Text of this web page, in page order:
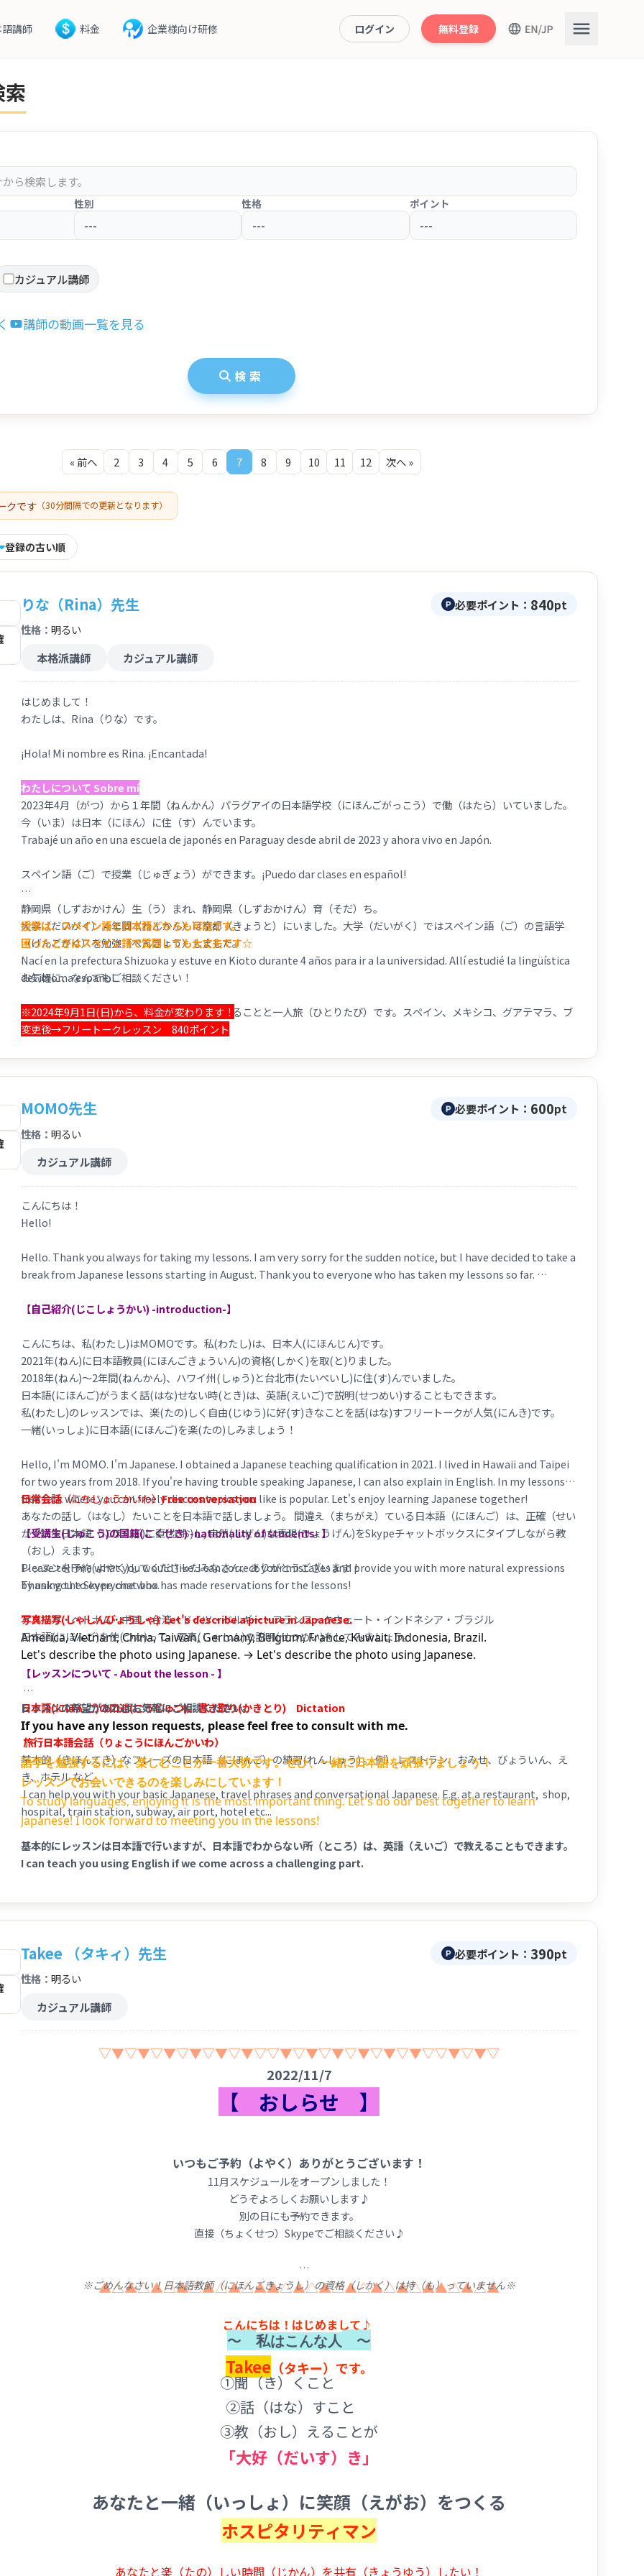
講師 料金 企業様向け研修 ログイン 無料登録
先生
性別 性格 ポイント
カジュアル講師
講師の動画一覧を見る
検索
« 前へ 2 3 4 5 6 7 8 9 10 11 12 次へ »
クです（30分間隔での更新となります）
登録の古い順
りな（Rina）先生 必要ポイント： 840pt
性格： 明るい
本格派講師 カジュアル講師
はじめまして！
わたしは、Rina（りな）です。
¡Hola! Mi nombre es Rina. ¡Encantada!
わたしについて Sobre mí
2023年4月（がつ）から１年間（ねんかん）パラグアイの日本語学校（にほんごがっこう）で働（はたら）いていました。
今（いま）は日本（にほん）に住（す）んでいます。
Trabajé un año en una escuela de japonés en Paraguay desde abril de 2023 y ahora vivo en Japón.
スペイン語（ご）で授業（じゅぎょう）ができます。¡Puedo dar clases en español!
静岡県（しずおかけん）生（う）まれ、静岡県（しずおかけん）育（そだ）ち。
大学（だいがく）４年間（ねんかん）は京都（きょうと）にいました。大学（だいがく）ではスペイン語（ご）の言語学
（げんごがく）を勉強（べんきょう）しました。
Nací en la prefectura Shizuoka y estuve en Kioto durante 4 años para ir a la universidad. Allí estudié la lingüística
del idioma español.
好（す）きなことは映画（えいが）を見（み）ることと一人旅（ひとりたび）です。スペイン、メキシコ、グアテマラ、ブ
ラジルに行（い）ったことがあります。
人（ひと）と話（はな）すことが大好（だいす）きなので、楽（たの）しい授業（じゅぎょう）をすることができます！皆
す。皆（みな）さんとレッスンでお会（あ）いできるのを楽（たの）しみにしています！わからないことは何（なん）でも
聞（き）いてください☆
verlos a través de clases. Pueden decirme cualquier duda y pregunta.
☆標準語・関西弁を話します。Hablo japonés neutral y el dialecto de Kansai
☆日本語ネイティブスピーカーです。Soy nativa de japonés.
レッスンについて Sobre clases
日本語をゼロから勉強したい方に向けたレッスンです。日本語の構成や語順、ひらがな・カタカナ、あいさつなどから学
・日本語フリートーク Clases de conversación
日本語を話す機会がない方や、様々なテーマについて話せるようになりたい方へ向けたレッスンです。
ません！簡単な自己紹介などの簡単なテーマからニュースや新聞などを使ったアカデミックなテーマまで幅広いレベルのテ
ーマを用意しています。
授業は、スペイン語と日本語どちらも可能です。
困ったときはスペイン語で質問しても大丈夫です☆
お気軽に、なんでもご相談ください！
※2024年9月1日(日)から、料金が変わります！
変更後→フリートークレッスン 840ポイント
MOMO先生 必要ポイント： 600pt
性格： 明るい
カジュアル講師
こんにちは！
Hello!
Hello. Thank you always for taking my lessons. I am very sorry for the sudden notice, but I have decided to take a
break from Japanese lessons starting in August. Thank you to everyone who has taken my lessons so far.
studying Japanese! I wish you all the best.
【自己紹介(じこしょうかい) -introduction-】
こんにちは、私(わたし)はMOMOです。私(わたし)は、日本人(にほんじん)です。
2021年(ねん)に日本語教員(にほんごきょういん)の資格(しかく)を取(と)りました。
2018年(ねん)〜2年間(ねんかん)、ハワイ州(しゅう)と台北市(たいぺいし)に住(す)んでいました。
日本語(にほんご)がうまく話(はな)せない時(とき)は、英語(えいご)で説明(せつめい)することもできます。
私(わたし)のレッスンでは、楽(たの)しく自由(じゆう)に好(す)きなことを話(はな)すフリートークが人気(にんき)です。
一緒(いっしょ)に日本語(にほんご)を楽(たの)しみましょう！
Hello, I'm MOMO. I'm Japanese. I obtained a Japanese teaching qualification in 2021. I lived in Hawaii and Taipei
for two years from 2018. If you're having trouble speaking Japanese, I can also explain in English. In my lessons,
free talk where you can freely discuss topics you like is popular. Let's enjoy learning Japanese together!
【受講生(じゅこう)の国籍(こくせき) -nationality of students- 】
レッスンを予約(よやく)してくださったみなさん、ありがとうございます！
Thank you to everyone who has made reservations for the lessons!
アメリカ・ベトナム・中国・台湾・ドイツ・ベルギー・フランス・クウェート・インドネシア・ブラジル
America, Vietnam, China, Taiwan, Germany, Belgium, France, Kuwait, Indonesia, Brazil.
【レッスンについて - About the lesson - 】
日常会話（にちじょうかいわ）Free conversation
あなたの話し（はなし）たいことを日本語で話しましょう。 間違え（まちがえ）ている日本語（にほんご）は、正確（せい
かく）な日本語（にほんご)に直(なお)し, 自然(しぜん)な表現(ひょうげん)をSkypeチャットボックスにタイプしながら教
（おし）えます。
Please tell me what you would like. I can correct your mistakes and provide you with more natural expressions
by using the Skype chat box.
写真描写(しゃしんびょうしゃ) Let's describe a picture in Japanese.
日本語(にほんご)を使(つか)って、写真(しゃしん)の説明(せつめい)をしてみましょう。
Let's describe the photo using Japanese. → Let's describe the photo using Japanese.
日本語(にほんご)の口述(こうじゅつ)、書き取り(かきとり) Dictation
旅行日本語会話（りょこうにほんごかいわ）
基本的（きほんてき）なフレーズの日本語（にほんご）の練習(れんしゅう) 。 例） レストラン、おみせ、びょういん、え
き、ホテル など
I can help you with your basic Japanese, travel phrases and conversational Japanese.​ E.g. at a restaurant, shop,
hospital, train station, subway, air port, hotel etc...
基本的にレッスンは日本語で行いますが、日本語でわからない所（ところ）は、英語（えいご）で教えることもできます。
I can teach you using English if we come across a challenging part.
レッスンの希望があればお気軽にご相談ください。
If you have any lesson requests, please feel free to consult with me.
語学を勉強するには、楽しむことが一番大切です。ぜひ、一緒に日本語を頑張りましょう！
レッスンでお会いできるのを楽しみにしています！
To study languages, enjoying it is the most important thing. Let's do our best together to learn
Japanese! I look forward to meeting you in the lessons!
Takee （タキィ）先生 必要ポイント： 390pt
性格： 明るい
カジュアル講師
▽▼▽▼▽▼▽▼▽▼▽▼▽▽▼▽▼▽▼▽▼▽▼▽▼▽▽▼▽▼▽
2022/11/7
【 おしらせ 】
いつもご予約（よやく）ありがとうございます！
11月スケジュールをオープンしました！
どうぞよろしくお願いします♪
別の日にも予約できます。
直接（ちょくせつ）Skypeでご相談ください♪
▲△▲△▲△▲△▲△▲△▲▲△▲△▲△▲△▲△▲△▲▲△▲△▲
こんにちは！はじめまして♪
私の名前（なまえ）は
Takee（タキー）です。
※ごめんなさい！日本語教師（にほんごきょうし）の資格（しかく）は持（も）っていません※
〜 私はこんな人 〜
①聞（き）くこと
②話（はな）すこと
③教（おし）えることが
大好（だいす）き
あなたと一緒（いっしょ）に笑顔（えがお）をつくる
ホスピタリティマン
あなたと楽（たの）しい時間（じかん）を共有（きょうゆう）したい！